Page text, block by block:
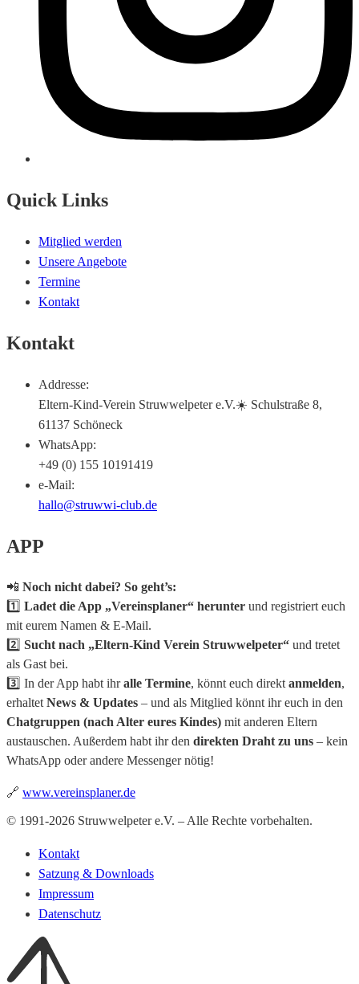
Quick Links
Mitglied werden
Unsere Angebote
Termine
Kontakt
Kontakt
Addresse:
Eltern-Kind-Verein Struwwelpeter e.V.☀️ Schulstraße 8,
61137 Schöneck
WhatsApp:
+49 (0) 155 10191419
e-Mail:
hallo@struwwi-club.de
APP
📲 Noch nicht dabei? So geht’s:
1️⃣ Ladet die App „Vereinsplaner“ herunter und registriert euch
mit eurem Namen & E-Mail.
2️⃣ Sucht nach „Eltern-Kind Verein Struwwelpeter“ und tretet
als Gast bei.
3️⃣ In der App habt ihralle Termine, könnt euch direkt anmelden,
erhaltet News & Updates – und als Mitglied könnt ihr euch in den
Chatgruppen (nach Alter eures Kindes) mit anderen Eltern
austauschen. Außerdem habt ihr den direkten Draht zu uns – kein
WhatsApp oder andere Messenger nötig!
🔗 www.vereinsplaner.de
© 1991-2026 Struwwelpeter e.V. – Alle Rechte vorbehalten.
Kontakt
Satzung & Downloads
Impressum
Datenschutz